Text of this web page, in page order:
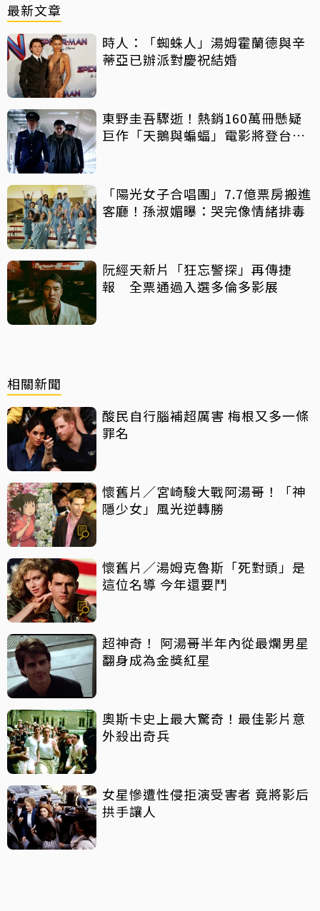
最新文章
時人：「蜘蛛人」湯姆霍蘭德與辛
蒂亞已辦派對慶祝結婚
東野圭吾驟逝！熱銷160萬冊懸疑
巨作「天鵝與蝙蝠」電影將登台上
「陽光女子合唱團」7.7億票房搬進
客廳！孫淑媚曝：哭完像情緒排毒
阮經天新片「狂忘警探」再傳捷
報 全票通過入選多倫多影展
相關新聞
酸民自行腦補超厲害 梅根又多一條
罪名
懷舊片／宮崎駿大戰阿湯哥！「神
隱少女」風光逆轉勝
懷舊片／湯姆克魯斯「死對頭」是
這位名導 今年還要鬥
超神奇！ 阿湯哥半年內從最爛男星
翻身成為金獎紅星
奧斯卡史上最大驚奇！最佳影片意
外殺出奇兵
女星慘遭性侵拒演受害者 竟將影后
拱手讓人